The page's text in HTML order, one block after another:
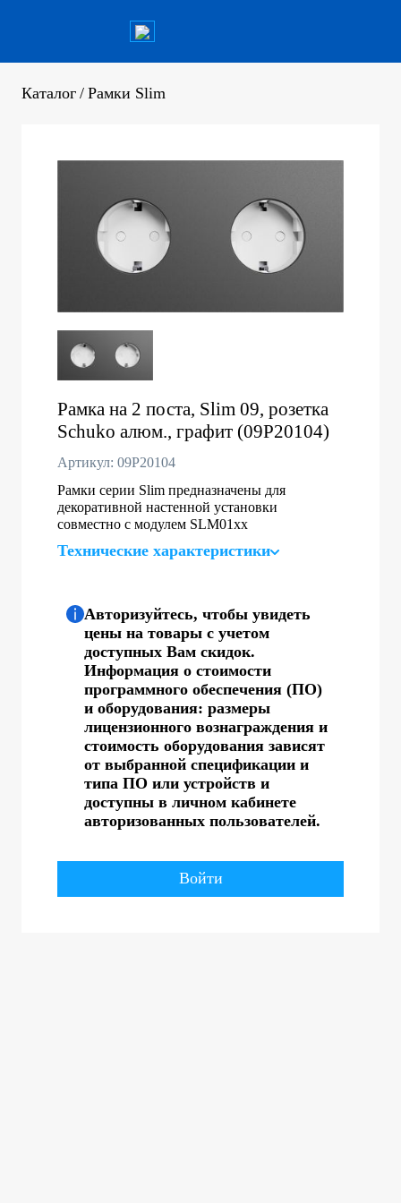
Каталог / Рамки Slim
Рамка на 2 поста, Slim 09, розетка
Schuko алюм., графит (09P20104)
Артикул: 09P20104
Рамки серии Slim предназначены для
декоративной настенной установки
совместно с модулем SLM01хх
Технические характеристики
Авторизуйтесь, чтобы увидеть
цены на товары с учетом
доступных Вам скидок.
Информация о стоимости
программного обеспечения (ПО)
и оборудования: размеры
лицензионного вознаграждения и
стоимость оборудования зависят
от выбранной спецификации и
типа ПО или устройств и
доступны в личном кабинете
авторизованных пользователей.
Войти